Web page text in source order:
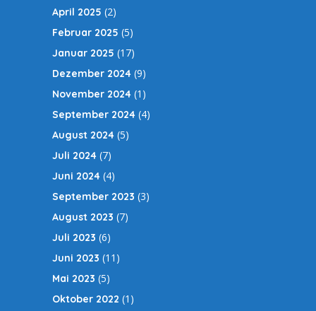
April 2025 (2)
Februar 2025 (5)
Januar 2025 (17)
Dezember 2024 (9)
November 2024 (1)
September 2024 (4)
August 2024 (5)
Juli 2024 (7)
Juni 2024 (4)
September 2023 (3)
August 2023 (7)
Juli 2023 (6)
Juni 2023 (11)
Mai 2023 (5)
Oktober 2022 (1)